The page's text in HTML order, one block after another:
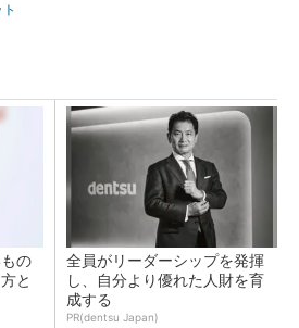
の
と
全員がリーダーシップを発揮
し、自分より優れた人財を育
成する
PR(dentsu Japan)